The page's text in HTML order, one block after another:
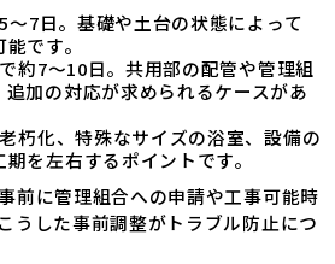
～7日。基礎や土台の状態によって
です。
約7～10日。共用部の配管や管理組
加の対応が求められるケースがあ
朽化、特殊なサイズの浴室、設備の
を左右するポイントです。
前に管理組合への申請や工事可能時
うした事前調整がトラブル防止につ